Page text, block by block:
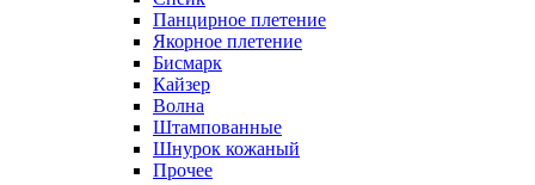
Панцирное плетение
Якорное плетение
Бисмарк
Кайзер
Волна
Штампованные
Шнурок кожаный
Прочее